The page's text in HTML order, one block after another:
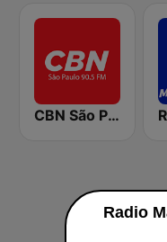
CBN São Paulo
Radio